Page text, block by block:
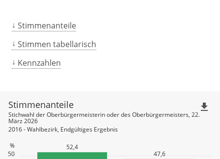
Stimmenanteile
Stimmen tabellarisch
Kennzahlen
50
%
52,4
47,6
Stimmenanteile
Stichwahl der Oberbürgermeisterin oder des Oberbürgermeisters, 22.
März 2026
2016 - Wahlbezirk, Endgültiges Ergebnis
file_download